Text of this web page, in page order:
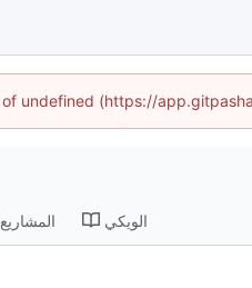
undefined (https://
المشاريع الويكي